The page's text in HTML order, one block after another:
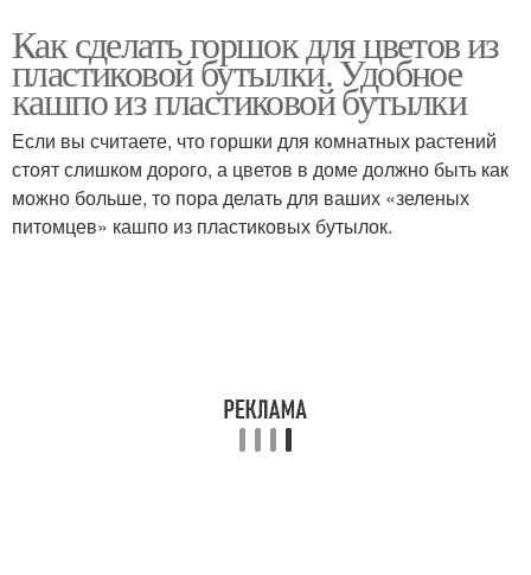
Как сделать горшок для цветов из
пластиковой бутылки. Удобное
кашпо из пластиковой бутылки
Если вы считаете, что горшки для комнатных растений
стоят слишком дорого, а цветов в доме должно быть как
можно больше, то пора делать для ваших «зеленых
питомцев» кашпо из пластиковых бутылок.